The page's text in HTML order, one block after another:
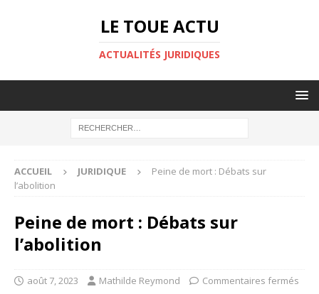
LE TOUE ACTU
ACTUALITÉS JURIDIQUES
ACCUEIL JURIDIQUE
Peine de mort : Débats sur
l’abolition
Peine de mort : Débats sur
l’abolition
août 7, 2023 Mathilde Reymond Commentaires fermés